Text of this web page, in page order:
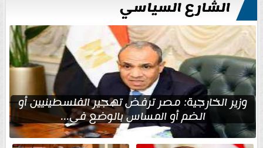
الشارع السياسي
وزير الخارجية: مصر ترفض تهجير الفلسطينيين أو
الضم أو المساس بالوضع في...